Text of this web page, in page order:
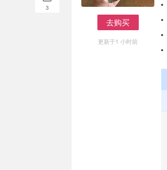
去购买
更新于1 小时前
3